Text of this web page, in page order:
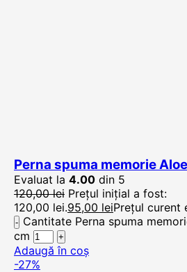
Perna spuma memorie
Evaluat la 4.00 din 5
120,00lei Prețul inițial a fost:
120,00 lei.95,00 leiPrețul curent
Cantitate Perna spuma
cm
Adaugă în coș
-27%